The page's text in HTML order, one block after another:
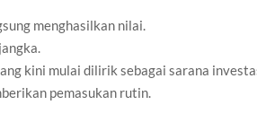
menghasilkan nilai.
kini mulai dilirik sebagai sarana
pemasukan rutin.